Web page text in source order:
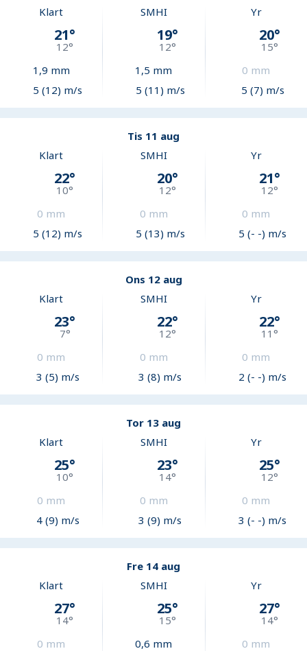
Klart
21°
12°
1,9 mm
5 (12) m/s
SMHI
19°
12°
1,5 mm
5 (11) m/s
Yr
20°
15°
0 mm
5 (7) m/s
Tis 11 aug
Klart
22°
10°
0 mm
5 (12) m/s
SMHI
20°
12°
0 mm
5 (13) m/s
Yr
21°
12°
0 mm
5 (- -) m/s
Ons 12 aug
Klart
23°
7°
0 mm
3 (5) m/s
SMHI
22°
12°
0 mm
3 (8) m/s
Yr
22°
11°
0 mm
2 (- -) m/s
Tor 13 aug
Klart
25°
10°
0 mm
4 (9) m/s
SMHI
23°
14°
0 mm
3 (9) m/s
Yr
25°
12°
0 mm
3 (- -) m/s
Fre 14 aug
Klart
27°
14°
0 mm
SMHI
25°
15°
0,6 mm
Yr
27°
14°
0 mm